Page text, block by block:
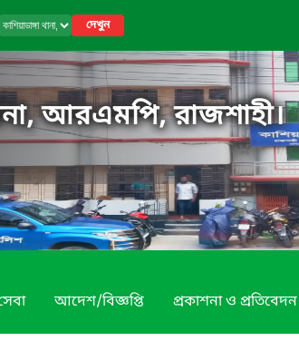
দেখুন
আরএমপি, রাজশাহী।
আদেশ/বিজ্ঞপ্তি প্রকাশনা ও প্রতিবেদন